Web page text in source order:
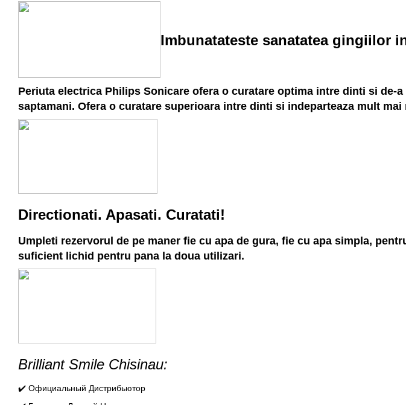
Imbunatateste sanatatea gingiilor
Periuta electrica Philips Sonicare ofera o curatare optima intre dinti si
saptamani. Ofera o curatare superioara intre dinti si indeparteaza mult
Directionati. Apasati. Curatati!
Umpleti rezervorul de pe maner fie cu apa de gura, fie cu apa simpla,
suficient lichid pentru pana la doua utilizari.
Brilliant Smile Chisinau:
✔️ Официальный Дистрибьютор